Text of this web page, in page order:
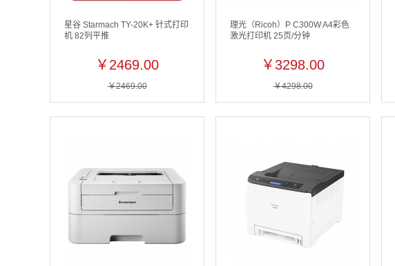
星谷 Starmach TY-20K+ 针式打印
机 82列平推
￥2469.00
￥2469.00
理光（Ricoh）P C300W A4彩色
激光打印机 25页/分钟
￥3298.00
￥4298.00